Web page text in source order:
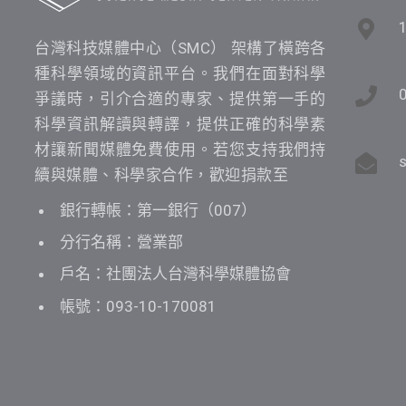
台灣科技媒體中心（SMC） 架構了橫跨各
種科學領域的資訊平台。我們在面對科學
爭議時，引介合適的專家、提供第一手的
科學資訊解讀與轉譯，提供正確的科學素
材讓新聞媒體免費使用。若您支持我們持
續與媒體、科學家合作，歡迎捐款至
銀行轉帳：第一銀行（007）
分行名稱：營業部
戶名：社團法人台灣科學媒體協會
帳號：093-10-170081